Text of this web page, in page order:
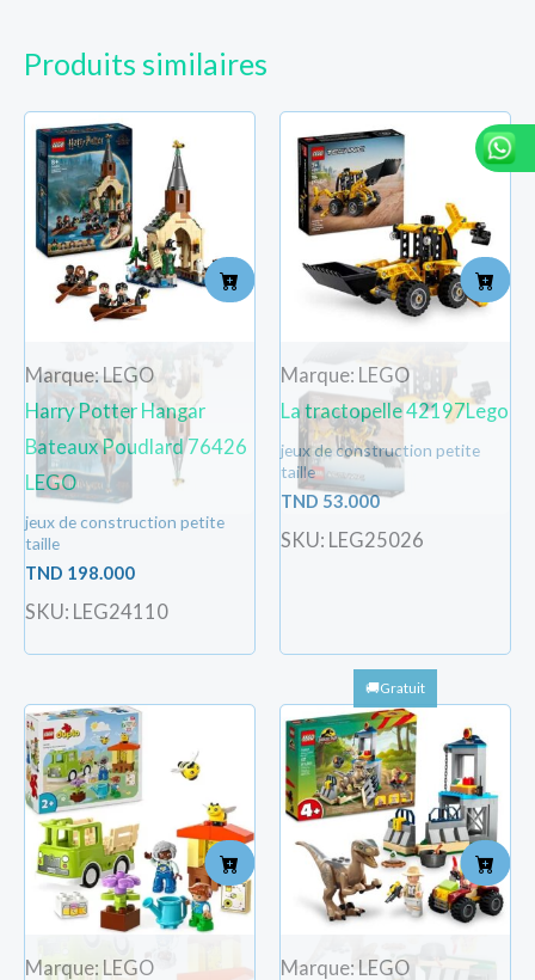
Produits similaires
Marque: LEGO
Harry Potter Hangar
Bateaux Poudlard 76426
LEGO
jeux de construction petite
taille
TND 198.000
SKU: LEG24110
Marque: LEGO
La tractopelle 42197Lego
jeux de construction petite
taille
TND 53.000
SKU: LEG25026
Marque: LEGO
Marque: LEGO